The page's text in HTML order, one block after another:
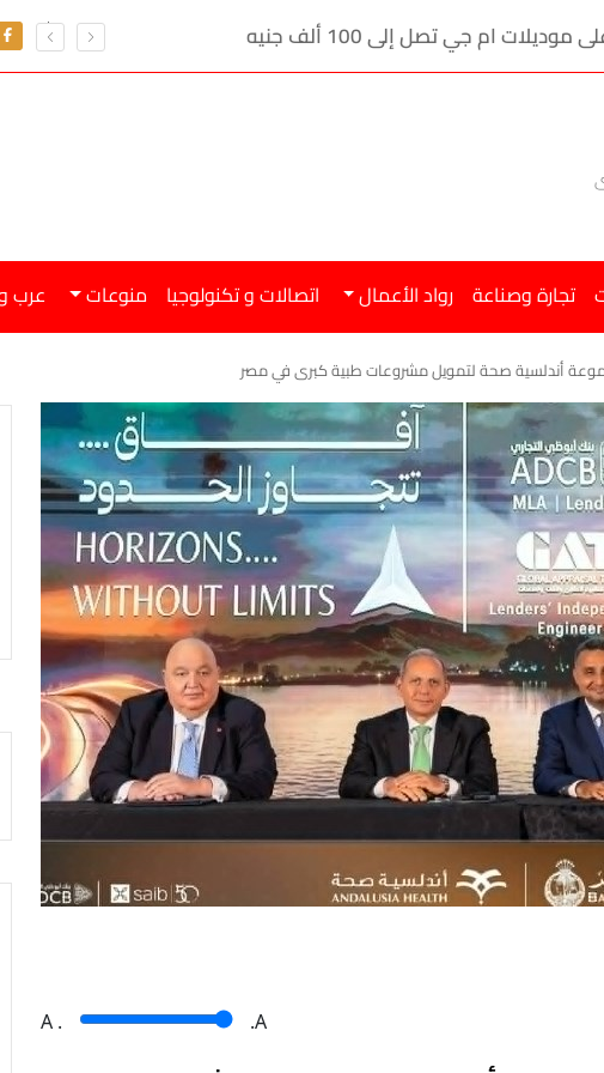
ام جي تصل إلى 100 ألف جنيه احتياطي النقد
تجارة وصناعة رواد الأعمال اتصالات و تكنولوجيا منوعات عرب
أندلسية صحة لتمويل مشروعات طبية كبرى في مصر
A . .A